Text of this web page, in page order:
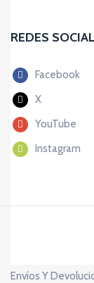
REDES
Facebook
X
YouTube
Instagram
Envíos Y